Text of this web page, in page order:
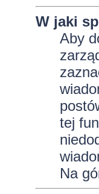
W jaki
Aby
tej
Na